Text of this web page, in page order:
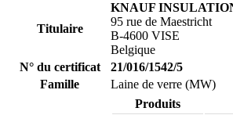
Titulaire
KNAUF
95 rue de Maestricht
B-4600 VISE
Belgique
N° du certificat
21/016/1542/5
Famille
Laine de verre (MW)
Produits